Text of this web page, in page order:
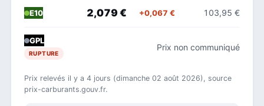
E10 2,079 € +0,067 € 103,95 €
GPL
RUPTURE
Prix non communiqué
Prix relevés il y a 4 jours (dimanche 02 août 2026), source
prix-carburants.gouv.fr.